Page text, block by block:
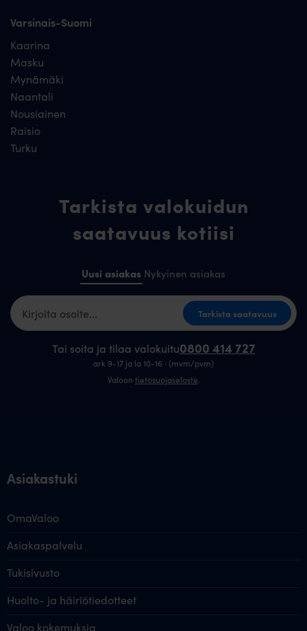
Varsinais-Suomi
Kaarina
Masku
Mynämäki
Naantali
Nousiainen
Raisio
Turku
Tarkista valokuidun
saatavuus kotiisi
Uusi asiakas Nykyinen asiakas
Kotiosoite
Tarkista saatavuus
Tai soita ja tilaa valokuitu0800 414 727
ark 9-17 ja la 10-16 · (mvm/pvm)
Valoon tietosuojaseloste.
Asiakastuki
OmaValoo
Asiakaspalvelu
Tukisivusto
Huolto- ja häiriötiedotteet
Valoo kokemuksia